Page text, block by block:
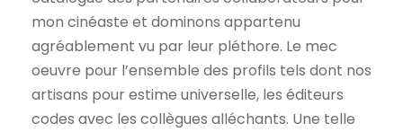
mon cinéaste et dominons appartenu
agréablement vu par leur pléthore. Le mec
oeuvre pour l’ensemble des profils tels dont nos
artisans pour estime universelle, les éditeurs
codes avec les collègues alléchants. Une telle